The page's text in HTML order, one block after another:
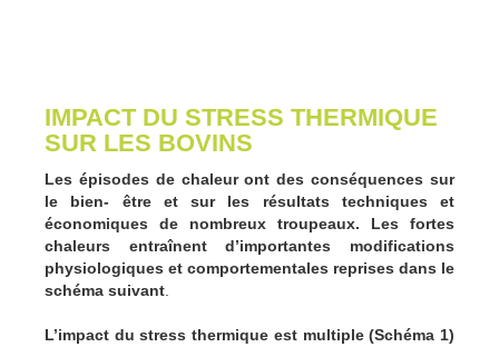
IMPACT DU STRESS THERMIQUE
SUR LES BOVINS
Les épisodes de chaleur ont des conséquences sur
le bien- être et sur les résultats techniques et
économiques de nombreux troupeaux. Les fortes
chaleurs entraînent d’importantes modifications
physiologiques et comportementales reprises dans le
schéma suivant
L’impact du stress thermique est multiple (Schéma 1)